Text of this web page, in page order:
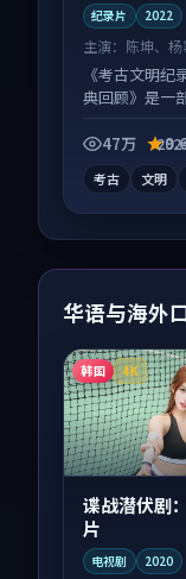
纪录片 2022
主演： 陈坤、
《考古文明纪
典回顾》是一
物成长为内核
47万
考古 文明
华语与海外
韩国 4K
谍战潜伏剧
片
电视剧 2020